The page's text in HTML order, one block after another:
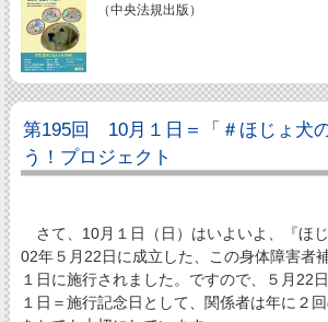
（中央法規出版）
第195回 10月１日＝「＃ほじょ犬
う！プロジェクト
さて、10月１日（日）はいよいよ、『ほ
02年５月22日に成立した、この身体障害者
１日に施行されました。ですので、５月22
１日＝施行記念日として、関係者は年に２回